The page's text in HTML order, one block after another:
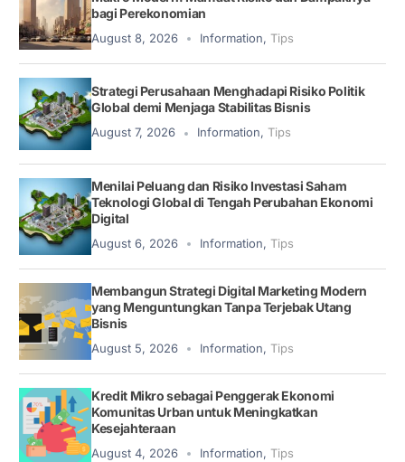
bagi Perekonomian
August 8, 2026 Information, Tips
Strategi Perusahaan Menghadapi Risiko Politik
Global demi Menjaga Stabilitas Bisnis
August 7, 2026 Information, Tips
Menilai Peluang dan Risiko Investasi Saham
Teknologi Global di Tengah Perubahan Ekonomi
Digital
August 6, 2026 Information, Tips
Membangun Strategi Digital Marketing Modern
yang Menguntungkan Tanpa Terjebak Utang
Bisnis
August 5, 2026 Information, Tips
Kredit Mikro sebagai Penggerak Ekonomi
Komunitas Urban untuk Meningkatkan
Kesejahteraan
August 4, 2026 Information, Tips